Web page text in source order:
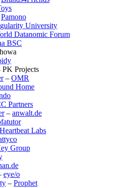
Pamono
University
Datanomic Forum
BSC
PK Projects
– OMR
Home
Partners
– anwalt.de
Heartbeat Labs
Group
eye/o
– Prophet